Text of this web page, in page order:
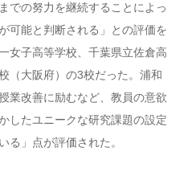
での努力を継続することによっ
可能と判断される」との評価を
女子高等学校、千葉県立佐倉高
（大阪府）の3校だった。浦和
業改善に励むなど、教員の意欲
したユニークな研究課題の設定
る」点が評価された。